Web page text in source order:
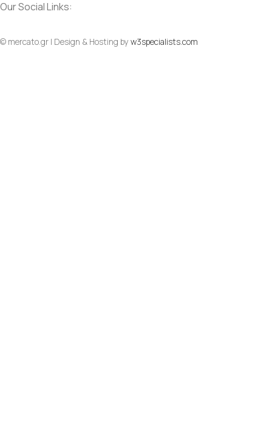
Our Social Links:
© mercato.gr | Design & Hosting by w3specialists.com